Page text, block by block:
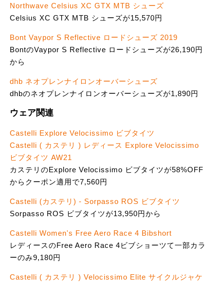
Northwave Celsius XC GTX MTB シューズ
Celsius XC GTX MTB シューズが15,570円
Bont Vaypor S Reflective ロードシューズ 2019
BontのVaypor S Reflective ロードシューズが26,190円
から
dhb ネオプレンナイロンオーバーシューズ
dhbのネオプレンナイロンオーバーシューズが1,890円
ウェア関連
Castelli Explore Velocissimo ビブタイツ
Castelli ( カステリ ) レディース Explore Velocissimo
ビブタイツ AW21
カステリのExplore Velocissimo ビブタイツが58%OFF
からクーポン適用で7,560円
Castelli (カステリ) - Sorpasso ROS ビブタイツ
Sorpasso ROS ビブタイツが13,950円から
Castelli Women's Free Aero Race 4 Bibshort
レディースのFree Aero Race 4ビブショーツて一部カラ
ーのみ9,180円
Castelli ( カステリ ) Velocissimo Elite サイクルジャケ